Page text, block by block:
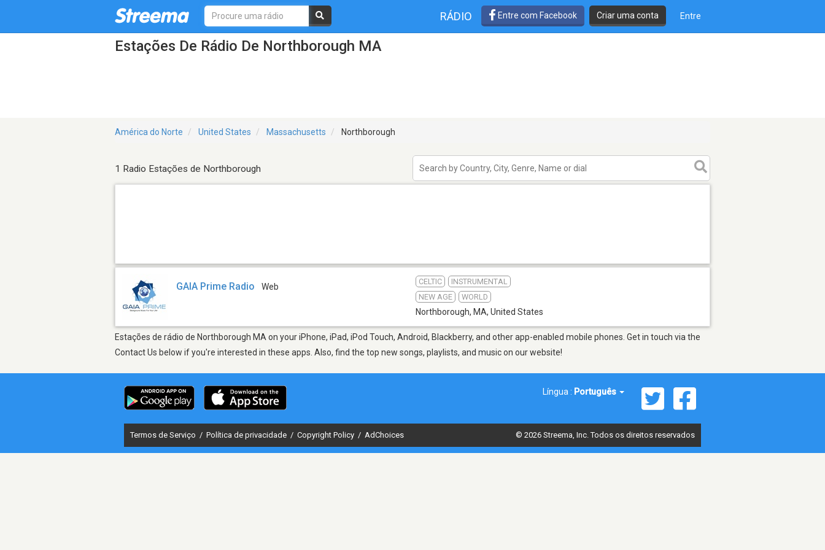
RÁDIO Entre com Facebook Criar uma conta Entre
Estações De Rádio De Northborough MA
América do Norte United States Massachusetts Northborough
1 Radio Estações de Northborough
GAIA Prime Radio Web
CELTIC
INSTRUMENTAL
NEW AGE
WORLD
Northborough, MA, United States
Estações de rádio de Northborough MA on your iPhone, iPad, iPod Touch, Android, Blackberry, and other app-enabled mobile phones. Get in touch via the
Contact Us below if you're interested in these apps. Also, find the top new songs, playlists, and music on our website!
Língua : Português
Termos de Serviço / Política de privacidade / Copyright Policy / AdChoices © 2026 Streema, Inc. Todos os direitos reservados